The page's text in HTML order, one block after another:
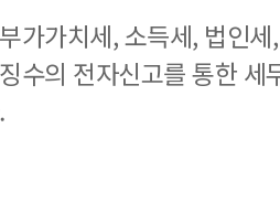
가가치세, 소득세, 법인
수의 전자신고를 통한 세